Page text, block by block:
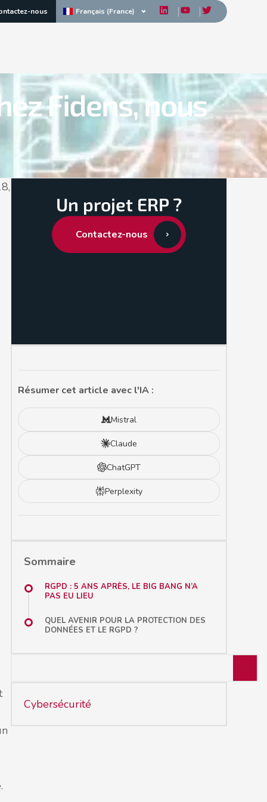
nous Français (France)
Fidens, nous
.
Un projet ERP ?
Contactez-nous
Résumer cet article avec l'IA :
Mistral
Claude
ChatGPT
Perplexity
Sommaire
RGPD : 5 ANS APRÈS, LE BIG BANG N’A
PAS EU LIEU
QUEL AVENIR POUR LA PROTECTION DES
DONNÉES ET LE RGPD ?
Cybersécurité